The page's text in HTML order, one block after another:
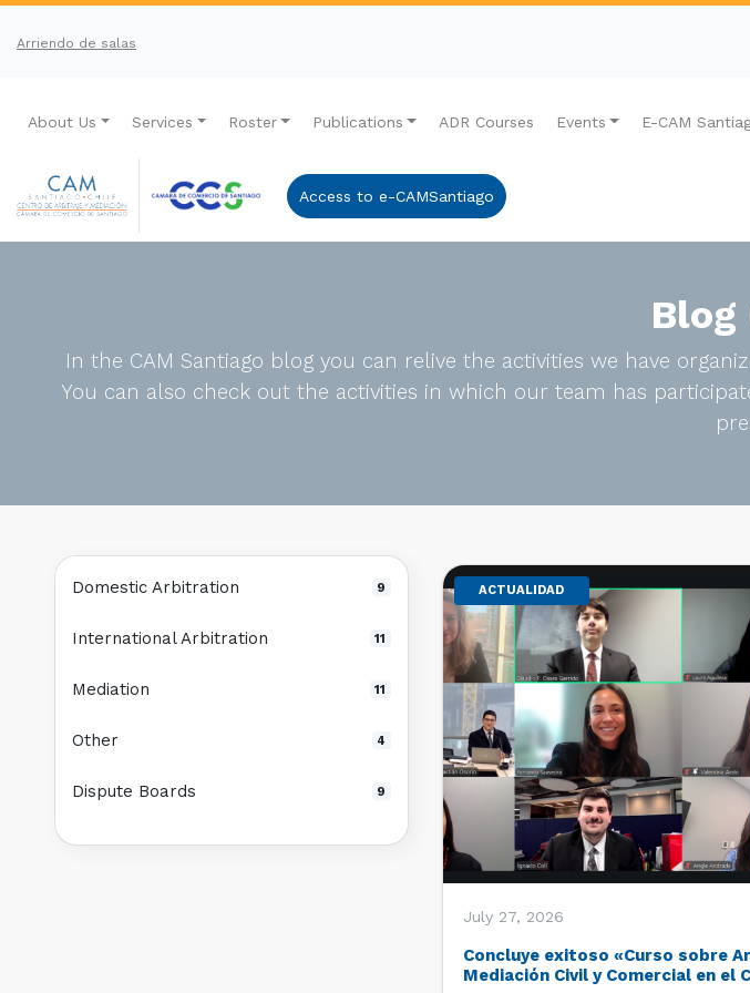
Arriendo de salas
About Us Services Roster Publications ADR Courses Events E-CAM
Access to e-CAMSantiago
Blog
In the CAM Santiago blog you can relive the activities we have
You can also check out the activities in which our team has
ACTUALIDAD
July 27, 2026
Concluye exitoso «Curso sobre
Mediación Civil y Comercial en el
Domestic Arbitration 9
International Arbitration 11
Mediation 11
Other 4
Dispute Boards 9